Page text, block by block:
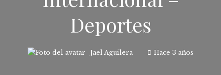
Deportes
Jael Aguilera Hace 3 años